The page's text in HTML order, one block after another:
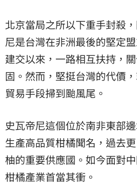
北京當局之所以下重手封殺
尼是台灣在非洲最後的堅定
建交以來，一路相互扶持，
固。然而，堅挺台灣的代價
貿易手段掃到颱風尾。
史瓦帝尼這個位於南非東部
生產高品質柑橘聞名，過去
柚的重要供應國。如今面對
柑橘產業首當其衝。